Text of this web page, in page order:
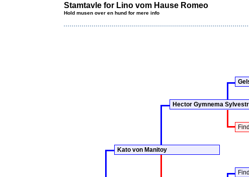
Stamtavle for Lino vom Hause Romeo
Hold musen over en hund for mere info
Hector Gymnema
Kato von Manitoy